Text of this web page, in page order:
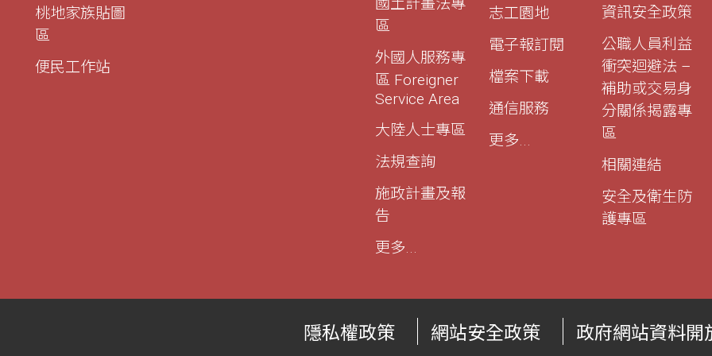
桃地家族貼圖
區
便民工作站
區
外國人服務專
區 Foreigner
Service Area
大陸人士專區
法規查詢
施政計畫及報
告
更多...
志工園地
電子報訂閱
檔案下載
通信服務
更多...
資訊安全政策
公職人員利益
衝突迴避法 –
補助或交易身
分關係揭露專
區
相關連結
安全及衛生防
護專區
隱私權政策 網站安全政策 政府網站資料開